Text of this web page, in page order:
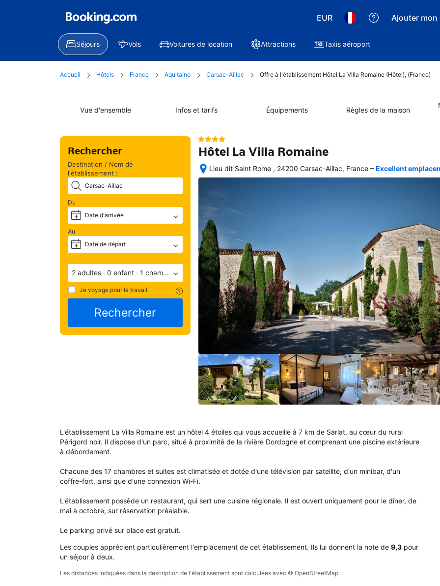
EUR Ajouter
Séjours Vols Voitures de location Attractions Taxis aéroport
Accueil Hôtels France Aquitaine Carsac-Aillac Offre à l'établissement Hôtel La Villa Romaine (Hôtel), (France)
Vue d'ensemble Infos et tarifs Équipements Règles de la maison
Rechercher
Destination / Nom de
l'établissement :
Du
+ Date d'arrivée
Au
+ Date de départ
2 adultes · 0 enfant · 1 chambre
Je voyage pour le travail
Rechercher
Hôtel La Villa Romaine
Lieu dit Saint Rome , 24200 Carsac-Aillac, France
Excellente
géographique
—
avec
une
note
de
9.2/10!
(note
basée
commentaires)
Évaluée
les
clients
après
leur
séjour
Hôtel
La
– Excellent
L'établissement La Villa Romaine est un hôtel 4 étoiles qui vous accueille à 7 km de Sarlat, au cœur du rural
Périgord noir. Il dispose d'un parc, situé à proximité de la rivière Dordogne et comprenant une piscine extérieure
à débordement.
Chacune des 17 chambres et suites est climatisée et dotée d'une télévision par satellite, d'un minibar, d'un
coffre-fort, ainsi que d'une connexion Wi-Fi.
L'établissement possède un restaurant, qui sert une cuisine régionale. Il est ouvert uniquement pour le dîner, de
mai à octobre, sur réservation préalable.
Le parking privé sur place est gratuit.
Les couples apprécient particulièrement l'emplacement de cet établissement. Ils lui donnent la note de 9,3 pour
un séjour à deux.
Les distances indiquées dans la description de l'établissement sont calculées avec © OpenStreetMap.